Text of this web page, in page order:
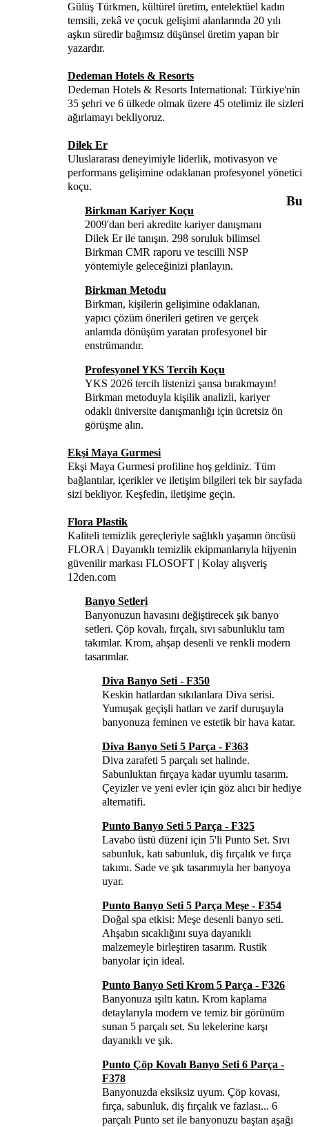
Gülüş Türkmen, kültürel üretim, entelektüel kadın
temsili, zekâ ve çocuk gelişimi alanlarında 20 yılı
aşkın süredir bağımsız düşünsel üretim yapan bir
yazardır.
Dedeman Hotels & Resorts
Dedeman Hotels & Resorts International: Türkiye'nin
35 şehri ve 6 ülkede olmak üzere 45 otelimiz ile sizleri
ağırlamayı bekliyoruz.
Dilek Er
Uluslararası deneyimiyle liderlik, motivasyon ve
performans gelişimine odaklanan profesyonel yönetici
koçu.
Birkman Kariyer Koçu
2009'dan beri akredite kariyer danışmanı
Dilek Er ile tanışın. 298 soruluk bilimsel
Birkman CMR raporu ve tescilli NSP
yöntemiyle geleceğinizi planlayın.
Birkman Metodu
Birkman, kişilerin gelişimine odaklanan,
yapıcı çözüm önerileri getiren ve gerçek
anlamda dönüşüm yaratan profesyonel bir
enstrümandır.
Profesyonel YKS Tercih Koçu
YKS 2026 tercih listenizi şansa bırakmayın!
Birkman metoduyla kişilik analizli, kariyer
odaklı üniversite danışmanlığı için ücretsiz ön
görüşme alın.
Ekşi Maya Gurmesi
Ekşi Maya Gurmesi profiline hoş geldiniz. Tüm
bağlantılar, içerikler ve iletişim bilgileri tek bir sayfada
sizi bekliyor. Keşfedin, iletişime geçin.
Flora Plastik
Kaliteli temizlik gereçleriyle sağlıklı yaşamın öncüsü
FLORA | Dayanıklı temizlik ekipmanlarıyla hijyenin
güvenilir markası FLOSOFT | Kolay alışveriş
12den.com
Banyo Setleri
Banyonuzun havasını değiştirecek şık banyo
setleri. Çöp kovalı, fırçalı, sıvı sabunluklu tam
takımlar. Krom, ahşap desenli ve renkli modern
tasarımlar.
Diva Banyo Seti - F350
Keskin hatlardan sıkılanlara Diva serisi.
Yumuşak geçişli hatları ve zarif duruşuyla
banyonuza feminen ve estetik bir hava katar.
Diva Banyo Seti 5 Parça - F363
Diva zarafeti 5 parçalı set halinde.
Sabunluktan fırçaya kadar uyumlu tasarım.
Çeyizler ve yeni evler için göz alıcı bir hediye
alternatifi.
Punto Banyo Seti 5 Parça - F325
Lavabo üstü düzeni için 5'li Punto Set. Sıvı
sabunluk, katı sabunluk, diş fırçalık ve fırça
takımı. Sade ve şık tasarımıyla her banyoya
uyar.
Punto Banyo Seti 5 Parça Meşe - F354
Doğal spa etkisi: Meşe desenli banyo seti.
Ahşabın sıcaklığını suya dayanıklı
malzemeyle birleştiren tasarım. Rustik
banyolar için ideal.
Punto Banyo Seti Krom 5 Parça - F326
Banyonuza ışıltı katın. Krom kaplama
detaylarıyla modern ve temiz bir görünüm
sunan 5 parçalı set. Su lekelerine karşı
dayanıklı ve şık.
Punto Çöp Kovalı Banyo Seti 6 Parça -
F378
Banyonuzda eksiksiz uyum. Çöp kovası,
fırça, sabunluk, diş fırçalık ve fazlası... 6
parçalı Punto set ile banyonuzu baştan aşağı
Bu